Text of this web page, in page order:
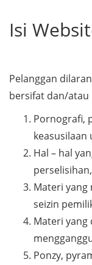
Isi
Pelanggan
bersifat dan/
Pornografi,
keasusilaan
Hal – hal
Materi yang
seizin
Materi yang
Ponzy,